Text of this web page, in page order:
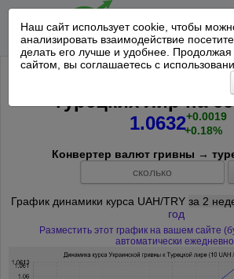
Наш сайт использует cookie, чтобы
анализировать взаимодействие
делать его лучше и удобнее. Продолжая
сайтом, вы соглашаетесь с
Курс 10 Украинских
Турецких лир на
1.0632+0.0019
+0.18%
Конвертер валют гривны →
График динамики курса UAH/TRY за 2
год
Разместить этот график на вашем сайте
автоматически